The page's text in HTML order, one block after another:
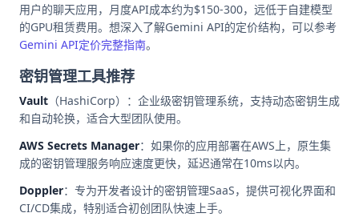
用户的聊天应用，月度API成本约为$150-300，远低于自建模型
的GPU租赁费用。想深入了解Gemini API的定价结构，可以参考
Gemini API定价完整指南。
密钥管理工具推荐
Vault （HashiCorp）：企业级密钥管理系统，支持动态密钥生成
和自动轮换，适合大型团队使用。
AWS Secrets Manager：如果你的应用部署在AWS上，原生集
成的密钥管理服务响应速度更快，延迟通常在10ms以内。
Doppler：专为开发者设计的密钥管理SaaS，提供可视化界面和
CI/CD集成，特别适合初创团队快速上手。